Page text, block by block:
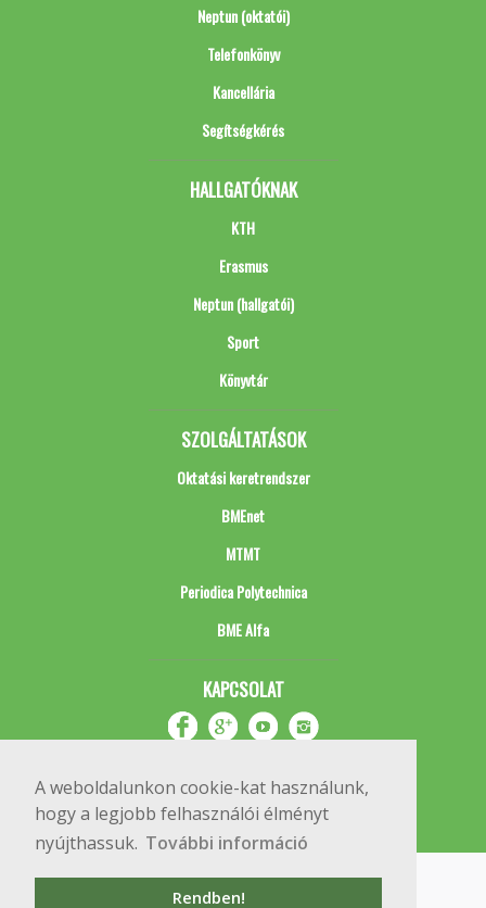
A weboldalunkon cookie-kat használunk,
hogy a legjobb felhasználói élményt
nyújthassuk. További információ
Rendben!
Neptun (oktatói)
Telefonkönyv
Kancellária
Segítségkérés
HALLGATÓKNAK
KTH
Erasmus
Neptun (hallgatói)
Sport
Könyvtár
SZOLGÁLTATÁSOK
Oktatási keretrendszer
BMEnet
MTMT
Periodica Polytechnica
BME Alfa
KAPCSOLAT
Copyright © 2020 BME Építőmérnöki Kar